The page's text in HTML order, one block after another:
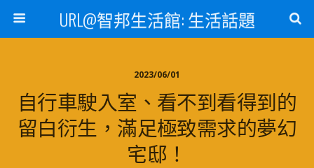
URL@智邦生活館: 生活話題
2023/06/01
自行車駛入室、看不到看得到的
留白衍生，滿足極致需求的夢幻
宅邸！